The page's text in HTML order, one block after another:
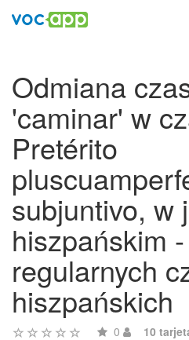
Odmiana
'caminar' w
Pretérito
subjuntivo, w
hiszpańskim
regularnych
hiszpańskich
0 10